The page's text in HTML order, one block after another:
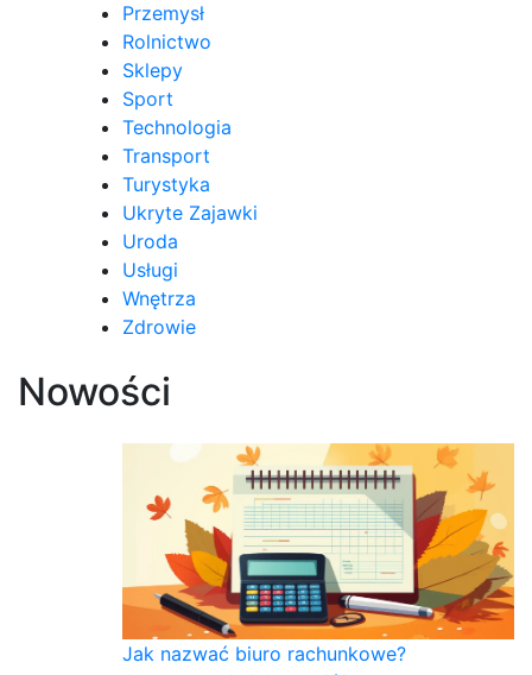
Przemysł
Rolnictwo
Sklepy
Sport
Technologia
Transport
Turystyka
Ukryte Zajawki
Uroda
Usługi
Wnętrza
Zdrowie
Nowości
Jak nazwać biuro rachunkowe?